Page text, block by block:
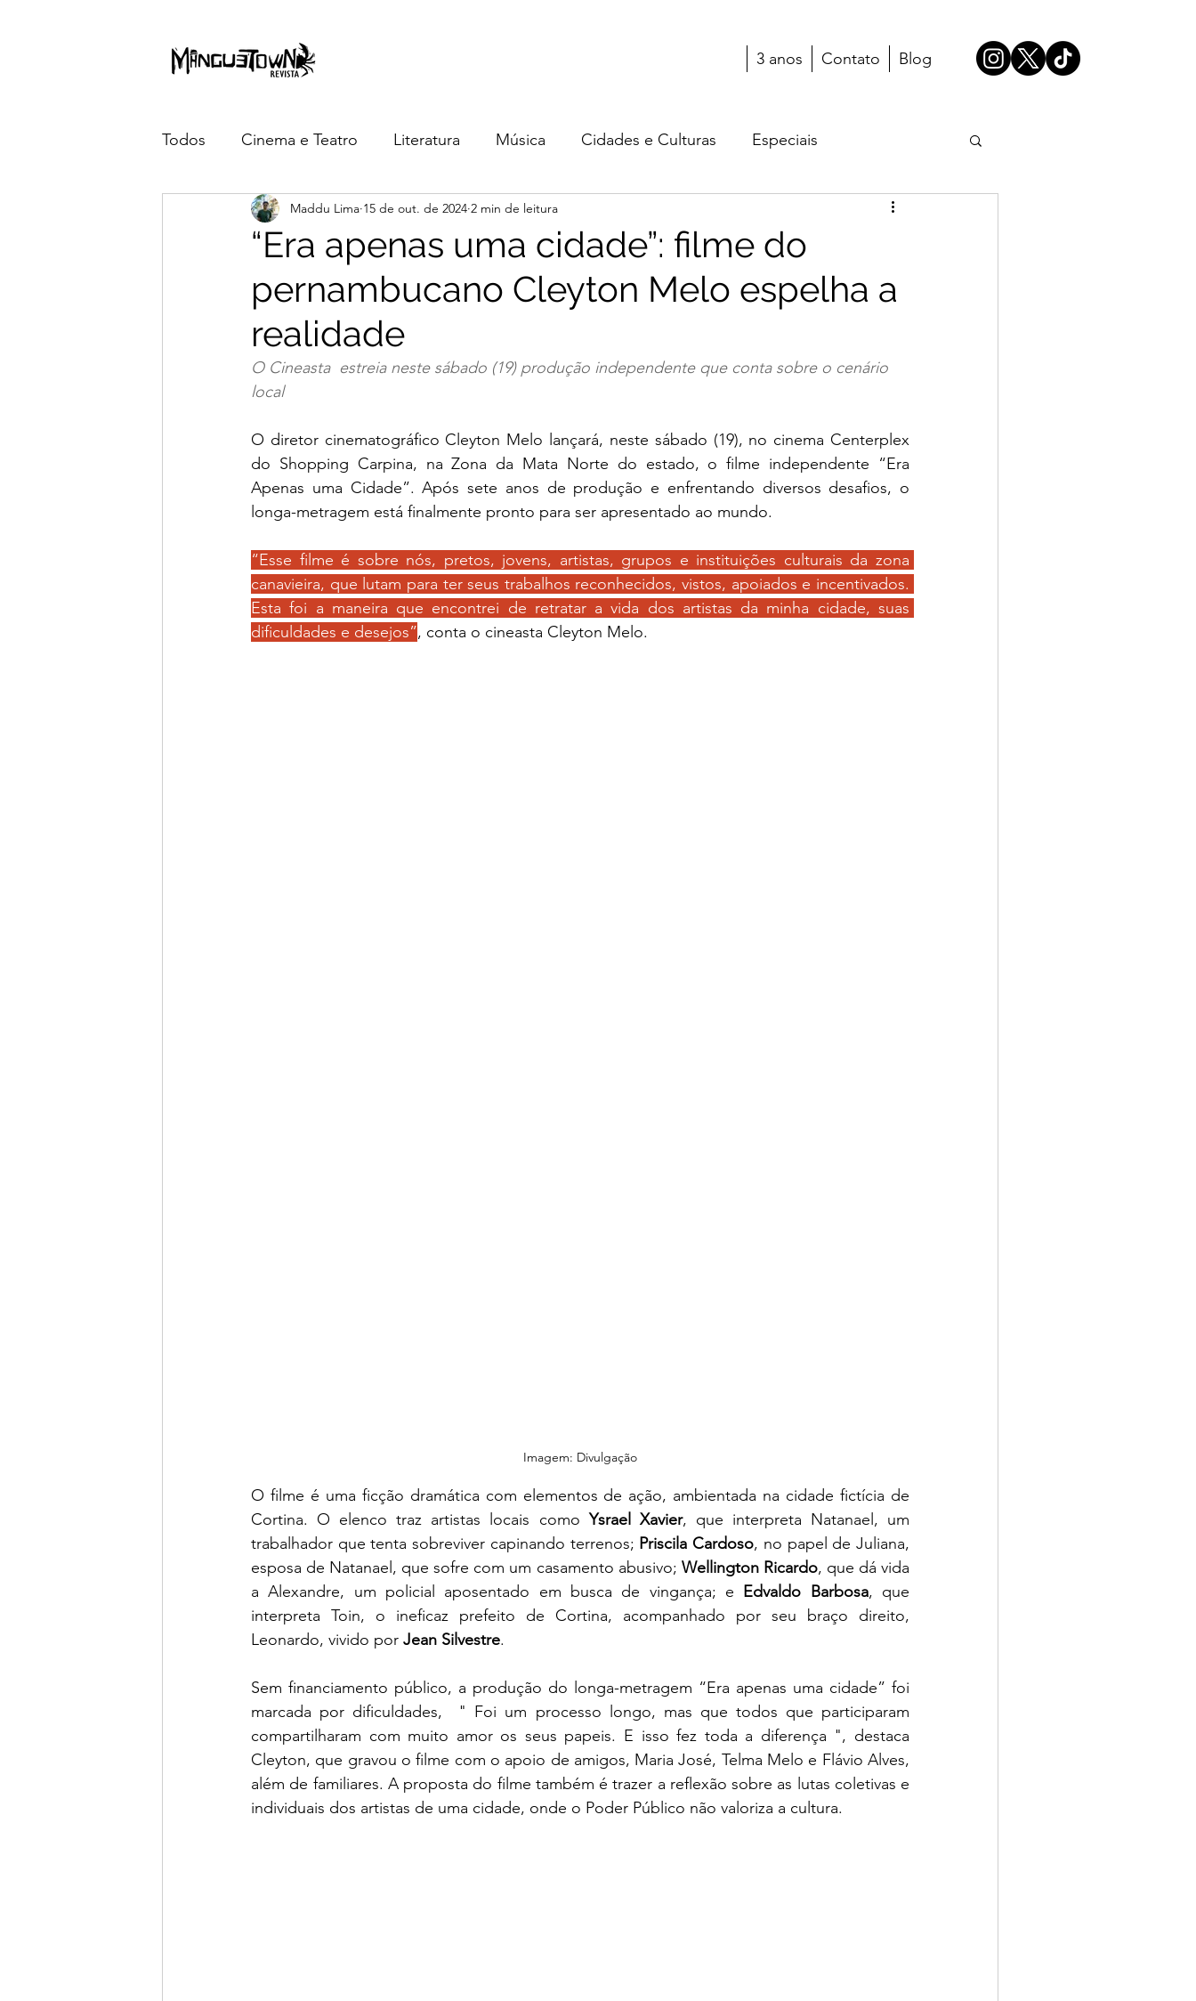
3 anos Contato Blog
Todos Cinema e Teatro Literatura Música Cidades e Culturas Especiais
3 anos da Manguetown Teatro Cultura
“Era apenas uma cidade”: filme do
pernambucano Cleyton Melo espelha a
realidade
Maddu Lima 15 de out. de 2024 2 min de leitura
O Cineasta  estreia neste sábado (19) produção independente que conta sobre o cenário
local
O diretor cinematográfico Cleyton Melo lançará, neste sábado (19), no cinema Centerplex
do Shopping Carpina, na Zona da Mata Norte do estado, o filme independente “Era
Apenas uma Cidade”. Após sete anos de produção e enfrentando diversos desafios, o
longa-metragem está finalmente pronto para ser apresentado ao mundo.
“Esse filme é sobre nós, pretos, jovens, artistas, grupos e instituições culturais da zona
canavieira, que lutam para ter seus trabalhos reconhecidos, vistos, apoiados e incentivados.
Esta foi a maneira que encontrei de retratar a vida dos artistas da minha cidade, suas
dificuldades e desejos”, conta o cineasta Cleyton Melo.
Imagem: Divulgação
O filme é uma ficção dramática com elementos de ação, ambientada na cidade fictícia de
Cortina. O elenco traz artistas locais como Ysrael Xavier, que interpreta Natanael, um
trabalhador que tenta sobreviver capinando terrenos; Priscila Cardoso, no papel de Juliana,
esposa de Natanael, que sofre com um casamento abusivo; Wellington Ricardo, que dá vida
a Alexandre, um policial aposentado em busca de vingança; e Edvaldo Barbosa, que
interpreta Toin, o ineficaz prefeito de Cortina, acompanhado por seu braço direito,
Leonardo, vivido por Jean Silvestre.
Sem financiamento público, a produção do longa-metragem “Era apenas uma cidade” foi
marcada por dificuldades,  " Foi um processo longo, mas que todos que participaram
compartilharam com muito amor os seus papeis. E isso fez toda a diferença ", destaca
Cleyton, que gravou o filme com o apoio de amigos, Maria José, Telma Melo e Flávio Alves,
além de familiares. A proposta do filme também é trazer a reflexão sobre as lutas coletivas e
individuais dos artistas de uma cidade, onde o Poder Público não valoriza a cultura.